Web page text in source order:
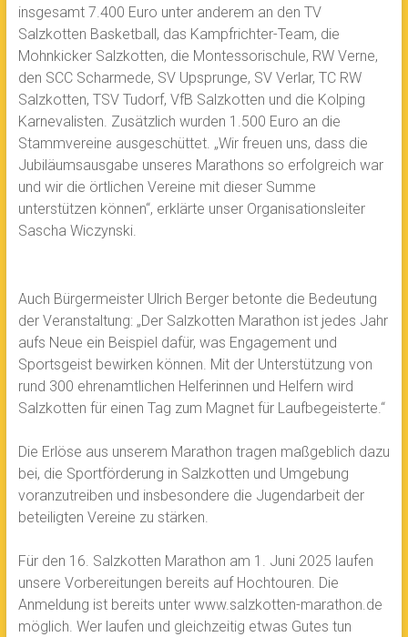
insgesamt 7.400 Euro unter anderem an den TV
Salzkotten Basketball, das Kampfrichter-Team, die
Mohnkicker Salzkotten, die Montessorischule, RW Verne,
den SCC Scharmede, SV Upsprunge, SV Verlar, TC RW
Salzkotten, TSV Tudorf, VfB Salzkotten und die Kolping
Karnevalisten. Zusätzlich wurden 1.500 Euro an die
Stammvereine ausgeschüttet. „Wir freuen uns, dass die
Jubiläumsausgabe unseres Marathons so erfolgreich war
und wir die örtlichen Vereine mit dieser Summe
unterstützen können“, erklärte unser Organisationsleiter
Sascha Wiczynski.
Auch Bürgermeister Ulrich Berger betonte die Bedeutung
der Veranstaltung: „Der Salzkotten Marathon ist jedes Jahr
aufs Neue ein Beispiel dafür, was Engagement und
Sportsgeist bewirken können. Mit der Unterstützung von
rund 300 ehrenamtlichen Helferinnen und Helfern wird
Salzkotten für einen Tag zum Magnet für Laufbegeisterte.“
Die Erlöse aus unserem Marathon tragen maßgeblich dazu
bei, die Sportförderung in Salzkotten und Umgebung
voranzutreiben und insbesondere die Jugendarbeit der
beteiligten Vereine zu stärken.
Für den 16. Salzkotten Marathon am 1. Juni 2025 laufen
unsere Vorbereitungen bereits auf Hochtouren. Die
Anmeldung ist bereits unter www.salzkotten-marathon.de
möglich. Wer laufen und gleichzeitig etwas Gutes tun